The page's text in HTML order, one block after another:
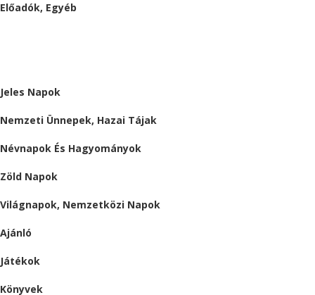
Előadók, Egyéb
Jeles Napok
Nemzeti Ünnepek, Hazai Tájak
Névnapok És Hagyományok
Zöld Napok
Világnapok, Nemzetközi Napok
Ajánló
Játékok
Könyvek